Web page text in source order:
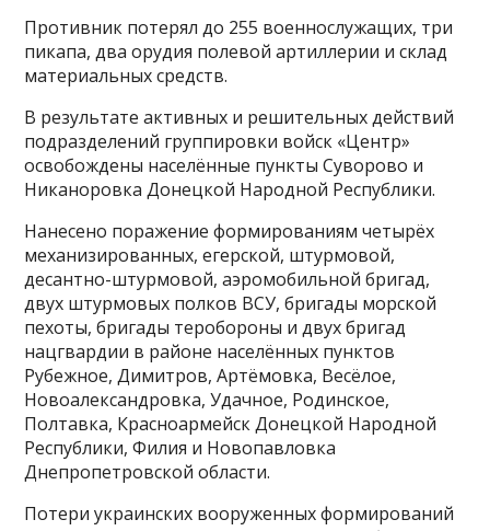
Противник потерял до 255 военнослужащих, три
пикапа, два орудия полевой артиллерии и склад
материальных средств.
В результате активных и решительных действий
подразделений группировки войск «Центр»
освобождены населённые пункты Суворово и
Никаноровка Донецкой Народной Республики.
Нанесено поражение формированиям четырёх
механизированных, егерской, штурмовой,
десантно-штурмовой, аэромобильной бригад,
двух штурмовых полков ВСУ, бригады морской
пехоты, бригады теробороны и двух бригад
нацгвардии в районе населённых пунктов
Рубежное, Димитров, Артёмовка, Весёлое,
Новоалександровка, Удачное, Родинское,
Полтавка, Красноармейск Донецкой Народной
Республики, Филия и Новопавловка
Днепропетровской области.
Потери украинских вооруженных формирований